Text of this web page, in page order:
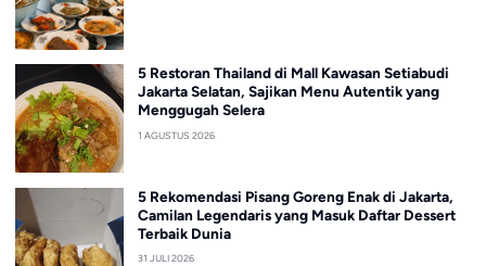
5 Restoran Thailand di Mall Kawasan Setiabudi
Jakarta Selatan, Sajikan Menu Autentik yang
Menggugah Selera
1 AGUSTUS 2026
5 Rekomendasi Pisang Goreng Enak di Jakarta,
Camilan Legendaris yang Masuk Daftar Dessert
Terbaik Dunia
31 JULI 2026